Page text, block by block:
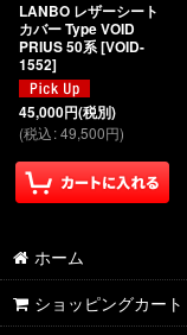
LANBO レザーシート
カバー Type VOID
PRIUS 50系[VOID-
1552]
45,000円(税別)
(税込:49,500円)
ホーム
ショッピングカート